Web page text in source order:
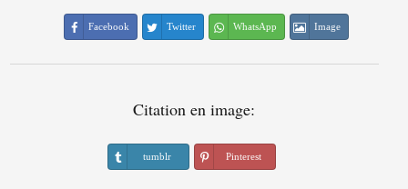
Facebook Twitter WhatsApp Image
Citation en image:
tumblr Pinterest